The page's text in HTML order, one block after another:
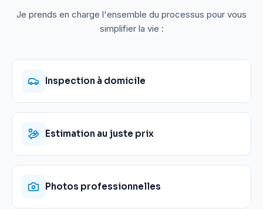
Je prends en charge l'ensemble du processus pour vous
simplifier la vie :
Inspection à domicile
Estimation au juste prix
Photos professionnelles